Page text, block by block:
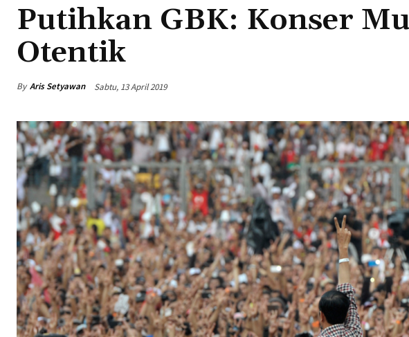
Putihkan GBK: Konser
Otentik
By Aris Setyawan Sabtu, 13 April 2019